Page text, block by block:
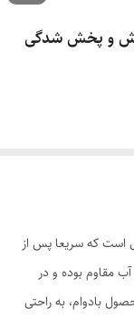
و پخش شدگی
است که سریعا پس از
مقاوم بوده و در
بادوام، به راحتی